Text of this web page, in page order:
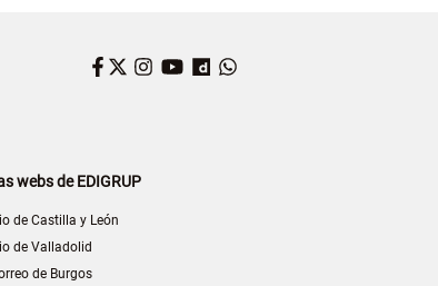
Facebook
Twitter
Instagram
YouTube
Dailymotion
webs de EDIGRUP
de Castilla y León
de Valladolid
de Burgos